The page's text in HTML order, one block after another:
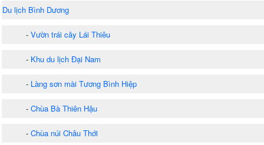
Du lịch Bình Dương
- Vườn trái cây Lái Thiêu
- Khu du lịch Đại Nam
- Làng sơn mài Tương Bình Hiệp
- Chùa Bà Thiên Hậu
- Chùa núi Châu Thới